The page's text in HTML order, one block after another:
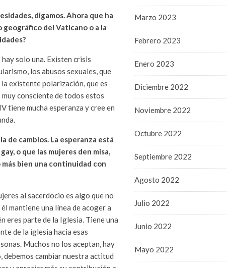
digamos. Ahora que ha
geográfico del Vaticano o a la
solo una. Existen crisis
los abusos sexuales, que
existente polarización, que es
consciente de todos estos
tiene mucha esperanza y cree en
de cambios. La esperanza está
o que las mujeres den misa,
bien una continuidad con
al sacerdocio es algo que no
mantiene una línea de acoger a
eres parte de la Iglesia. Tiene una
de la iglesia hacia esas
Muchos no los aceptan, hay
debemos cambiar nuestra actitud
Marzo 2023
Febrero 2023
Enero 2023
Diciembre 2022
Noviembre 2022
Octubre 2022
Septiembre 2022
Agosto 2022
Julio 2022
Junio 2022
Mayo 2022